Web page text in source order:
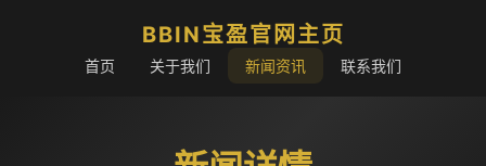
BBIN宝盈官网主页
首页 关于我们 新闻资讯 联系我们